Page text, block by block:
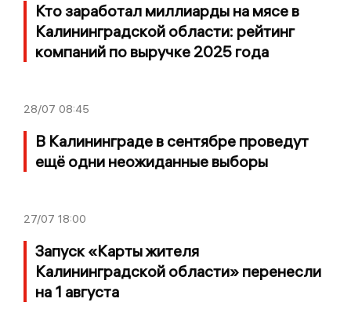
Кто заработал миллиарды на мясе в
Калининградской области: рейтинг
компаний по выручке 2025 года
28/07 08:45
В Калининграде в сентябре проведут
ещё одни неожиданные выборы
27/07 18:00
Запуск «Карты жителя
Калининградской области» перенесли
на 1 августа